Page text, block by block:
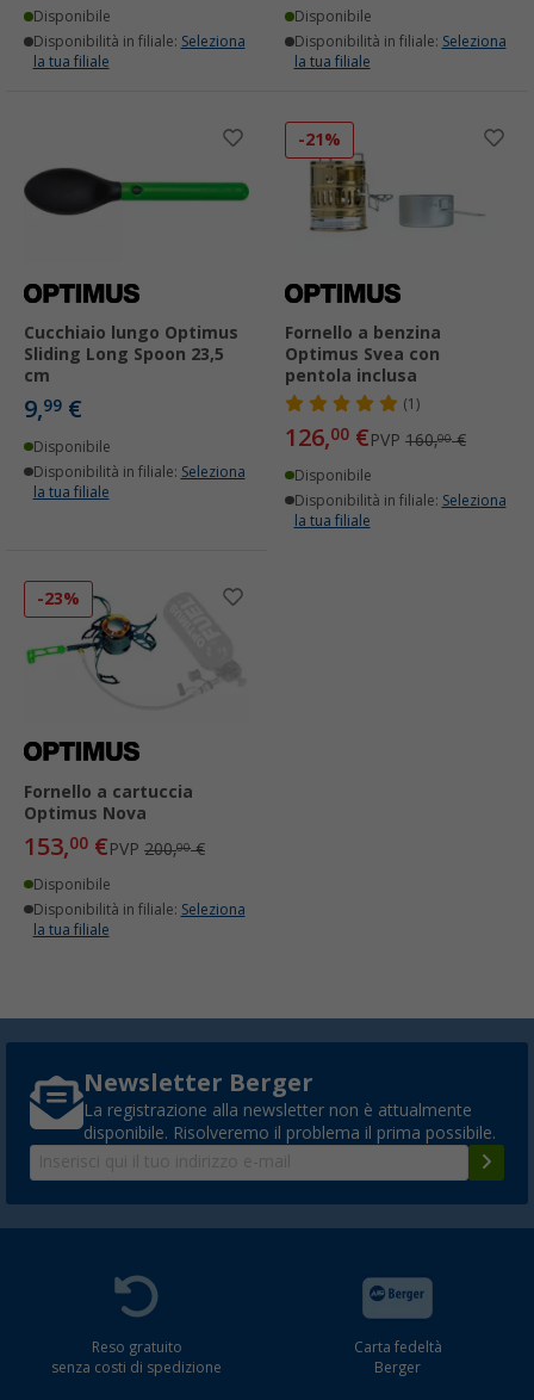
Disponibile
Disponibilità in filiale: Seleziona
la tua filiale
Disponibile
Disponibilità in filiale: Seleziona
la tua filiale
Cucchiaio lungo Optimus
Sliding Long Spoon 23,5
cm
9,99 €
Disponibile
Disponibilità in filiale: Seleziona
la tua filiale
-21%
Fornello a benzina
Optimus Svea con
pentola inclusa
(1)
126,00 €PVP 160,00€
Disponibile
Disponibilità in filiale: Seleziona
la tua filiale
-23%
Fornello a cartuccia
Optimus Nova
153,00 €PVP 200,00€
Disponibile
Disponibilità in filiale: Seleziona
la tua filiale
Newsletter Berger
La registrazione alla newsletter non è attualmente
disponibile. Risolveremo il problema il prima possibile.
Reso gratuito
senza costi di spedizione
Carta fedeltà
Berger